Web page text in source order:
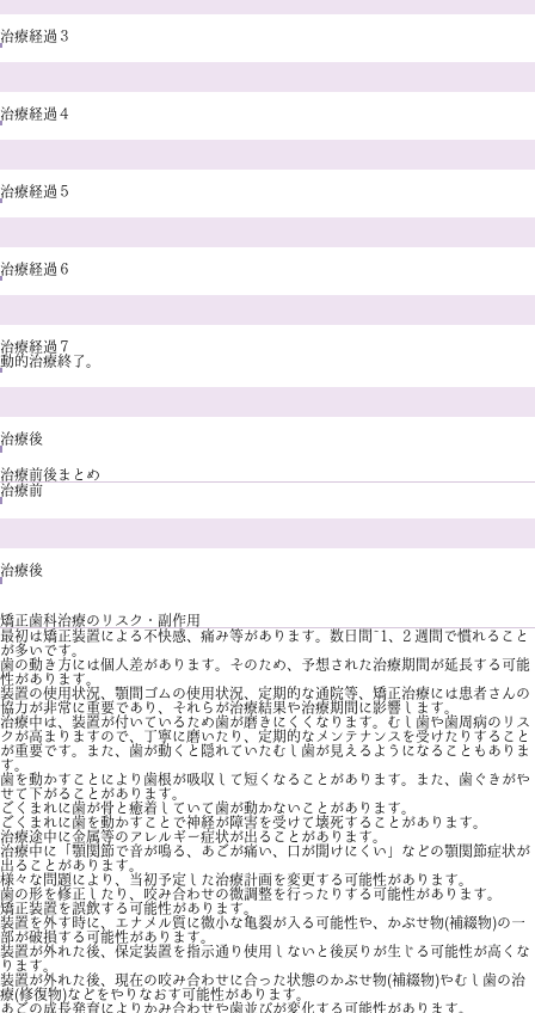
治療経過３
治療経過４
治療経過５
治療経過６
治療経過７
動的治療終了。
治療後
治療前後まとめ
治療前
治療後
矯正歯科治療のリスク・副作用
最初は矯正装置による不快感、痛み等があります。数日間~1、2 週間で慣れること
が多いです。
歯の動き方には個人差があります。そのため、予想された治療期間が延長する可能
性があります。
装置の使用状況、顎間ゴムの使用状況、定期的な通院等、矯正治療には患者さんの
協力が非常に重要であり、それらが治療結果や治療期間に影響します。
治療中は、装置が付いているため歯が磨きにくくなります。むし歯や歯周病のリス
クが高まりますので、丁寧に磨いたり、定期的なメンテナンスを受けたりすること
が重要です。また、歯が動くと隠れていたむし歯が見えるようになることもありま
す。
歯を動かすことにより歯根が吸収して短くなることがあります。また、歯ぐきがや
せて下がることがあります。
ごくまれに歯が骨と癒着していて歯が動かないことがあります。
ごくまれに歯を動かすことで神経が障害を受けて壊死することがあります。
治療途中に金属等のアレルギー症状が出ることがあります。
治療中に「顎関節で音が鳴る、あごが痛い、口が開けにくい」などの顎関節症状が
出ることがあります。
様々な問題により、当初予定した治療計画を変更する可能性があります。
歯の形を修正したり、咬み合わせの微調整を行ったりする可能性があります。
矯正装置を誤飲する可能性があります。
装置を外す時に、エナメル質に微小な亀裂が入る可能性や、かぶせ物(補綴物)の一
部が破損する可能性があります。
装置が外れた後、保定装置を指示通り使用しないと後戻りが生じる可能性が高くな
ります。
装置が外れた後、現在の咬み合わせに合った状態のかぶせ物(補綴物)やむし歯の治
療(修復物)などをやりなおす可能性があります。
あごの成長発育によりかみ合わせや歯並びが変化する可能性があります。